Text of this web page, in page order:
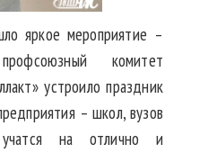
яркое мероприятие –
комитет
устроило праздник
– школ, вузов
на отлично и